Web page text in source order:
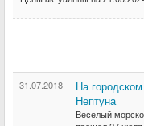
31.07.2018
На
Нептуна
Веселый